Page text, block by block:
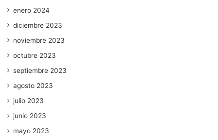
enero 2024
diciembre 2023
noviembre 2023
octubre 2023
septiembre 2023
agosto 2023
julio 2023
junio 2023
mayo 2023